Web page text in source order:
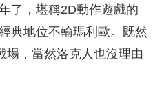
了，堪稱2D動作遊戲的
典地位不輸瑪利歐。既然
場，當然洛克人也沒理由